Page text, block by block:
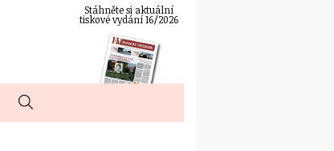
Stáhněte si aktuální
tiskové vydání 16/2026